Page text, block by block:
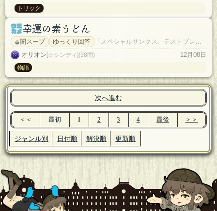
トリック
幸運の素うどん
闇スープ ゆっくり回答
「スペシャルサンクス、テストプレイ「マクガフィン」さん」
オリオン[☆シンディ](38問) 12月08日
物語
次へ進む
＜＜ 最初 1 2 3 4 最後 ＞＞
ジャンル別 日付順 解決順 更新順